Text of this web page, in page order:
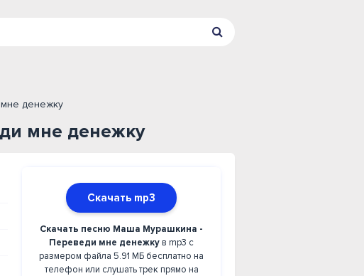
денежку
мне денежку
Скачать mp3
Скачать песню Маша Мурашкина -
Переведи мне денежку в mp3 с
размером файла 5.91 МБ бесплатно на
телефон или слушать трек прямо на